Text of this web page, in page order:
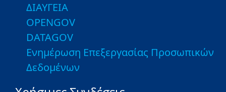
ΔΙΑΥΓΕΙΑ
OPENGOV
DATAGOV
Ενημέρωση Επεξεργασίας Προσωπικών
Δεδομένων